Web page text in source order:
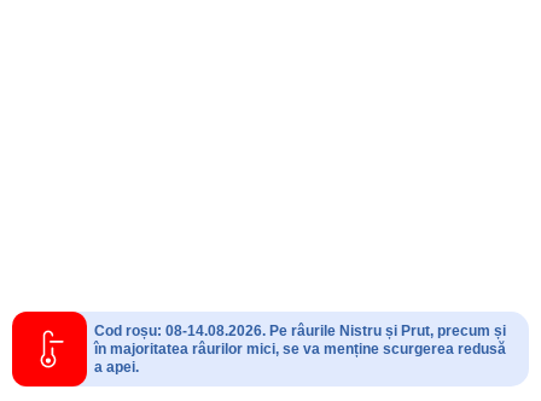
Cod roșu: 08-14.08.2026. Pe râurile Nistru și Prut, precum și
în majoritatea râurilor mici, se va menține scurgerea redusă
a apei.